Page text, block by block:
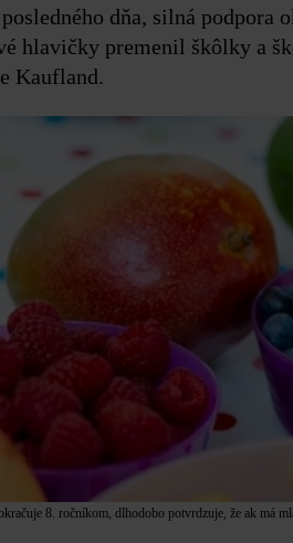
dňa, silná
hlavičky premenil škôlky a
Kaufland.
8. ročníkom, dlhodobo potvrdzuje, že ak má